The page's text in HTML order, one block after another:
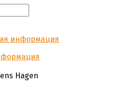
информация
Hagen